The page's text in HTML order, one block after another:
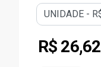
R$ 26,62